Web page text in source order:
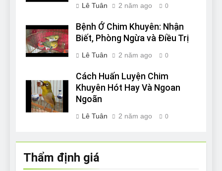
Lê Tuân 2 năm ago 0
Bệnh Ở Chim Khuyên: Nhận
Biết, Phòng Ngừa và Điều Trị
Lê Tuân 2 năm ago 0
Cách Huấn Luyện Chim
Khuyên Hót Hay Và Ngoan
Ngoãn
Lê Tuân 2 năm ago 0
Thẩm định giá